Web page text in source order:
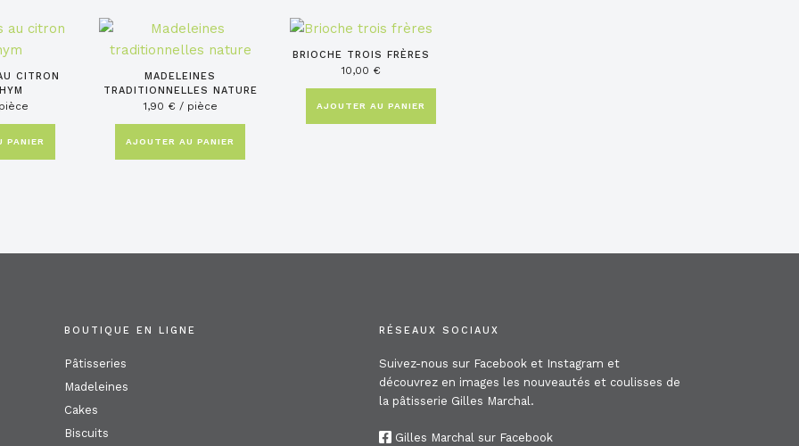
CITRON
PANIER
MADELEINES
TRADITIONNELLES NATURE
1,90 € / pièce
AJOUTER AU PANIER
BRIOCHE TROIS FRÈRES
10,00 €
AJOUTER AU PANIER
BOUTIQUE EN LIGNE
Pâtisseries
Madeleines
Cakes
Biscuits
RÉSEAUX SOCIAUX
Suivez-nous sur Facebook et Instagram et
découvrez en images les nouveautés et coulisses de
la pâtisserie Gilles Marchal.
Gilles Marchal sur Facebook